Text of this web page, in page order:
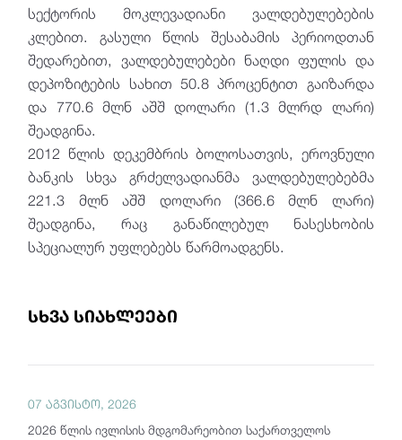
სექტორის მოკლევადიანი ვალდებულებების
კლებით. გასული წლის შესაბამის პერიოდთან
შედარებით, ვალდებულებები ნაღდი ფულის და
დეპოზიტების სახით 50.8 პროცენტით გაიზარდა
და 770.6 მლნ აშშ დოლარი (1.3 მლრდ ლარი)
შეადგინა.
2012 წლის დეკემბრის ბოლოსათვის, ეროვნული
ბანკის სხვა გრძელვადიანმა ვალდებულებებმა
221.3 მლნ აშშ დოლარი (366.6 მლნ ლარი)
შეადგინა, რაც განაწილებულ ნასესხობის
სპეციალურ უფლებებს წარმოადგენს.
სხვა სიახლეები
07 აგვისტო, 2026
2026 წლის ივლისის მდგომარეობით საქართველოს